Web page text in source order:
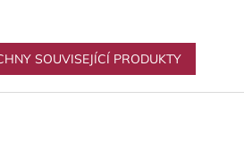
SOUVISEJÍCÍ PRODUKTY